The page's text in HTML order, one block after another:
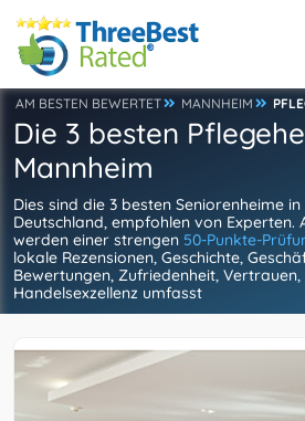
AM BESTEN BEWERTET MANNHEIM
Die 3 besten
Mannheim
Dies sind die 3 besten Seniorenheime
Deutschland, empfohlen von Experten.
werden einer strengen 50-Punkte-
lokale Rezensionen, Geschichte,
Bewertungen, Zufriedenheit, Vertrauen,
Handelsexzellenz umfasst